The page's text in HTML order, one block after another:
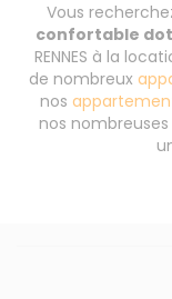
Vous
confortable
RENNES à la
de nombreux
nos
nos